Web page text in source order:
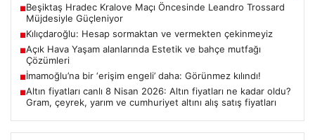
■Beşiktaş Hradec Kralove Maçı Öncesinde Leandro Trossard
Müjdesiyle Güçleniyor
■Kılıçdaroğlu: Hesap sormaktan ve vermekten çekinmeyiz
■Açık Hava Yaşam alanlarında Estetik ve bahçe mutfağı
Çözümleri
■İmamoğlu’na bir ‘erişim engeli’ daha: Görünmez kılındı!
■Altın fiyatları canlı 8 Nisan 2026: Altın fiyatları ne kadar oldu?
Gram, çeyrek, yarım ve cumhuriyet altını alış satış fiyatları